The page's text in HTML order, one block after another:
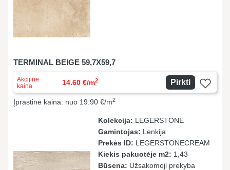
TERMINAL BEIGE 59,7X59,7
Akcijinė
kaina
14.60 €/m2 Pirkti
Įprastinė kaina: nuo 19.90 €/m2
Kolekcija: LEGERSTONE
Gamintojas: Lenkija
Prekės ID: LEGERSTONECREAM
Kiekis pakuotėje m2: 1,43
Būsena: Užsakomoji prekyba